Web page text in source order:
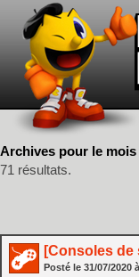
Archives pour le mois
71 résultats.
[Consoles de
Posté le 31/07/2020 à